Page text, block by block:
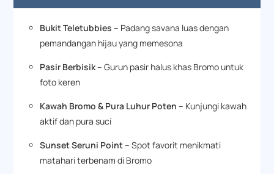
Bukit Teletubbies – Padang savana luas dengan
pemandangan hijau yang memesona
Pasir Berbisik– Gurun pasir halus khas Bromo untuk
foto keren
Kawah Bromo & Pura Luhur Poten – Kunjungi kawah
aktif dan pura suci
Sunset Seruni Point– Spot favorit menikmati
matahari terbenam di Bromo